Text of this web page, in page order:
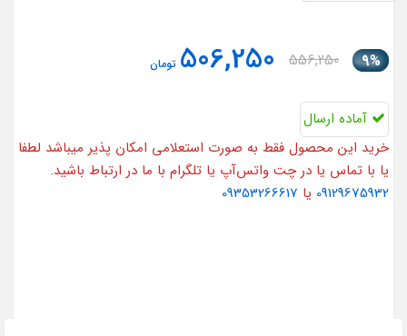
9%
556,250
506,250 تومان
آماده ارسال
خرید این محصول فقط به صورت استعلامی امکان پذیر میباشد لطفا
یا با تماس یا در چت واتس‌آپ یا تلگرام با ما در ارتباط باشید.
09129675932 یا 09353266617